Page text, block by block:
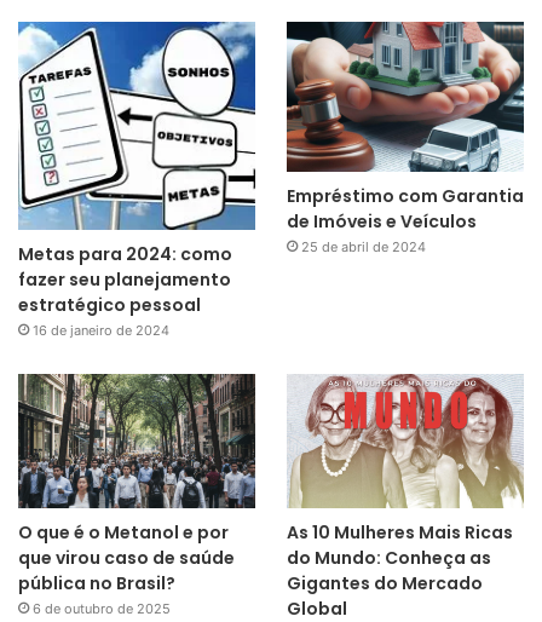
Metas para 2024: como
fazer seu planejamento
estratégico pessoal
16 de janeiro de 2024
Empréstimo com Garantia
de Imóveis e Veículos
25 de abril de 2024
O que é o Metanol e por
que virou caso de saúde
pública no Brasil?
6 de outubro de 2025
As 10 Mulheres Mais Ricas
do Mundo: Conheça as
Gigantes do Mercado
Global